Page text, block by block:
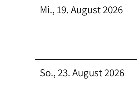
Mi., 19. August 2026
So., 23. August 2026